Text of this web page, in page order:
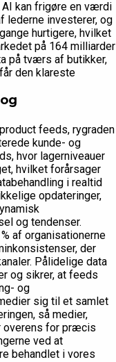
AI kan frigøre en værdi
lederne investerer, og
hurtigere, hvilket
på 164 milliarder
på tværs af butikker,
den klareste
feeds, rygraden
kunde- og
hvor lagerniveauer
hvilket forårsager
i realtid
opdateringer,
og tendenser.
af organisationerne
der
Pålidelige data
og sikrer, at feeds
og
sig til et samlet
så medier,
for præcis
ved at
behandlet i vores